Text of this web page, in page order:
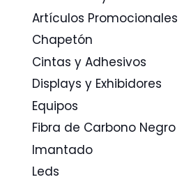
Artículos Promocionales
Chapetón
Cintas y Adhesivos
Displays y Exhibidores
Equipos
Fibra de Carbono Negro
Imantado
Leds